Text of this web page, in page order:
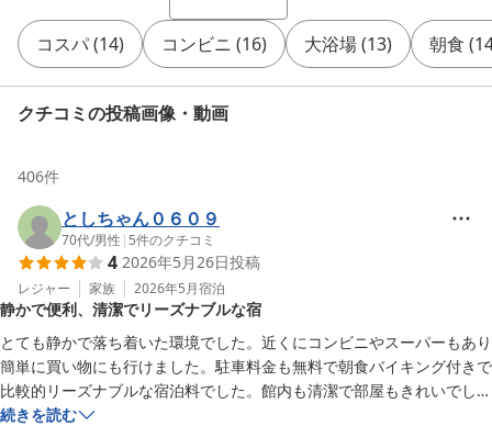
コスパ(14) コンビニ (16) 大浴場(13) 朝食 (
クチコミの投稿画像・動画
406件
としちゃん０６０９
70代/男性 | 5件のクチコミ
4 2026年5月26日投稿
レジャー 家族 2026年5月宿泊
静かで便利、清潔でリーズナブルな宿
とても静かで落ち着いた環境でした。近くにコンビニやスーパーもあり
簡単に買い物にも行けました。駐車料金も無料で朝食バイキング付きで
比較的リーズナブルな宿泊料でした。館内も清潔で部屋もきれいでし
た。お世話になりました。ありがとうございます。
続きを読む